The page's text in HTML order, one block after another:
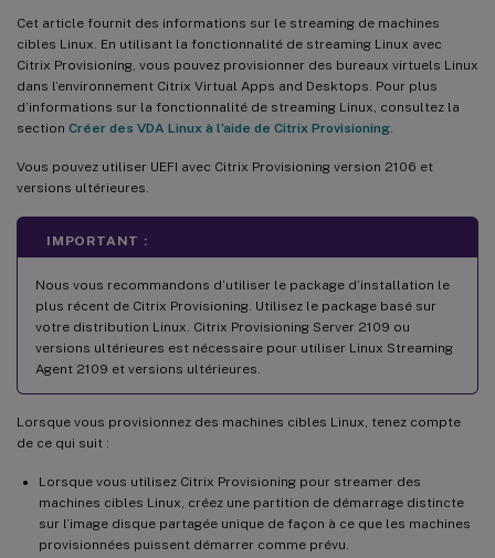
Cet article fournit des informations sur le streaming de machines
cibles Linux. En utilisant la fonctionnalité de streaming Linux avec
Citrix Provisioning, vous pouvez provisionner des bureaux virtuels Linux
dans l’environnement Citrix Virtual Apps and Desktops. Pour plus
d’informations sur la fonctionnalité de streaming Linux, consultez la
section Créer des VDA Linux à l’aide de Citrix Provisioning
Vous pouvez utiliser UEFI avec Citrix Provisioning version 2106 et
versions ultérieures.
IMPORTANT :
Nous vous recommandons d’utiliser le package d’installation le
plus récent de Citrix Provisioning. Utilisez le package basé sur
votre distribution Linux. Citrix Provisioning Server 2109 ou
versions ultérieures est nécessaire pour utiliser Linux Streaming
Agent 2109 et versions ultérieures.
Lorsque vous provisionnez des machines cibles Linux, tenez compte
de ce qui suit :
Lorsque vous utilisez Citrix Provisioning pour streamer des
machines cibles Linux, créez une partition de démarrage distincte
sur l’image disque partagée unique de façon à ce que les machines
provisionnées puissent démarrer comme prévu.